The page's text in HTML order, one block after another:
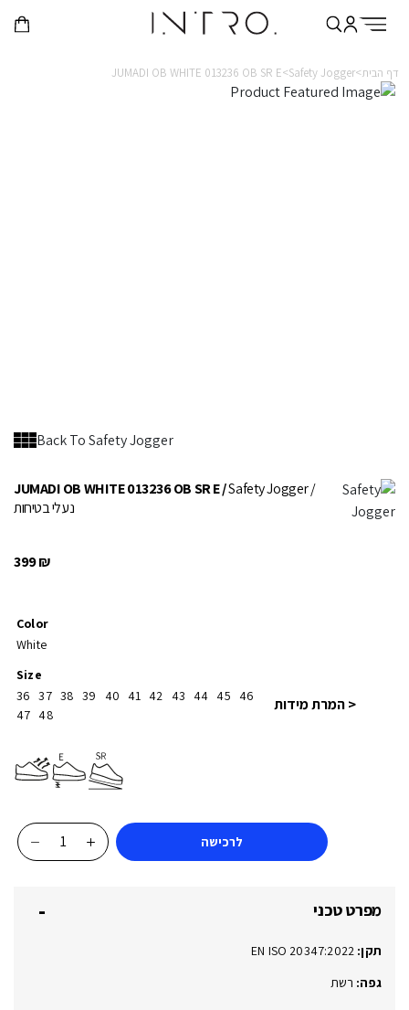
דף הבית>Safety Jogger>
JUMADI OB WHITE 013236 OB SR E
Back To Safety Jogger
JUMADI OB WHITE 013236 OB SR E /Safety Jogger/
נעלי בטיחות
399₪
Color
White
Size
36 37 38 39 40 41 42 43 44 45
46
47 48
< המרת מידות
כמות
OB
לרכישה
מפרט טכני
תקן: EN ISO 20347:2022
גפה: רשת